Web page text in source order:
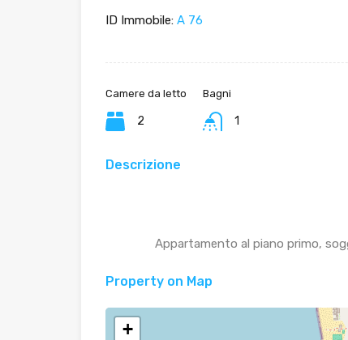
ID Immobile: A 76
Camere da letto
2
Bagni
1
Descrizione
Appartamento al piano primo,
Property on Map
+